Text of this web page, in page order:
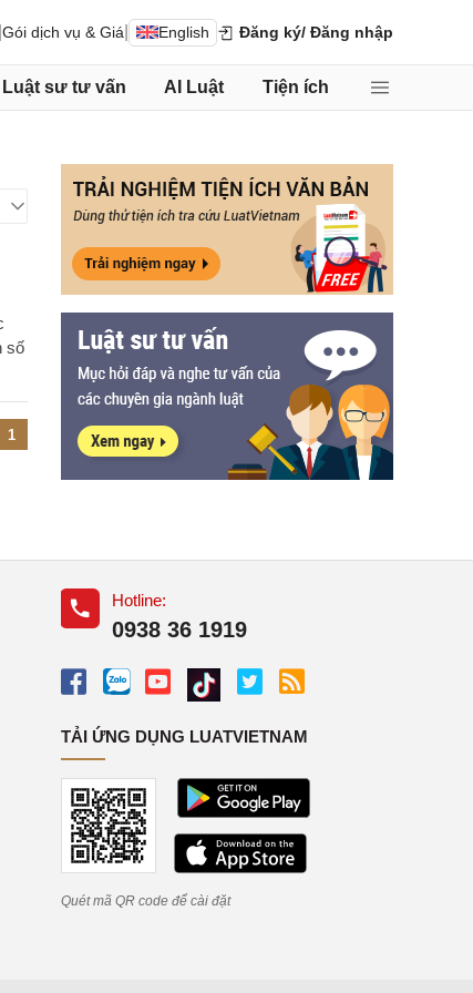
Gói dịch vụ & Giá English Đăng ký/ Đăng nhập
Luật sư tư vấn AI Luật Tiện ích
số
1
Hotline:
0938 36 1919
TẢI ỨNG DỤNG LUATVIETNAM
Quét mã QR code để cài đặt